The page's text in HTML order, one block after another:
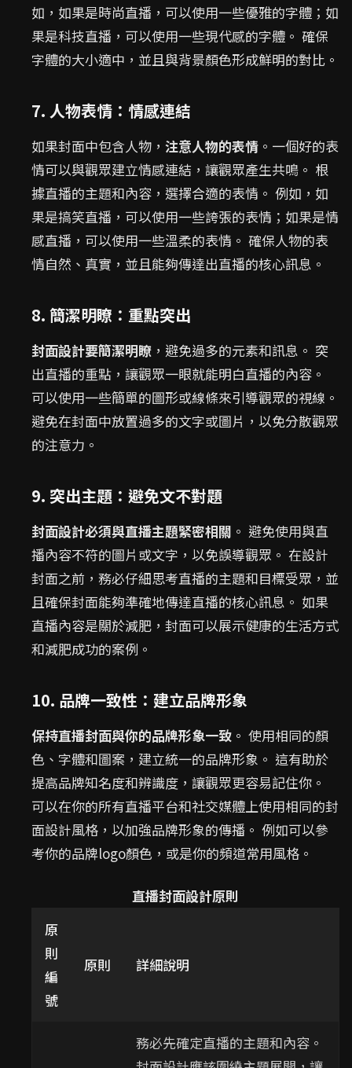
如，如果是時尚直播，可以使用一些優雅的字體；如
果是科技直播，可以使用一些現代感的字體。 確保
字體的大小適中，並且與背景顏色形成鮮明的對比。
7. 人物表情：情感連結
如果封面中包含人物， 注意人物的表情 。一個好的表
情可以與觀眾建立情感連結，讓觀眾產生共鳴。 根
據直播的主題和內容，選擇合適的表情。 例如，如
果是搞笑直播，可以使用一些誇張的表情；如果是情
感直播，可以使用一些溫柔的表情。 確保人物的表
情自然、真實，並且能夠傳達出直播的核心訊息。
8. 簡潔明瞭：重點突出
封面設計要簡潔明瞭 ，避免過多的元素和訊息。 突
出直播的重點，讓觀眾一眼就能明白直播的內容。
可以使用一些簡單的圖形或線條來引導觀眾的視線。
避免在封面中放置過多的文字或圖片，以免分散觀眾
的注意力。
9. 突出主題：避免文不對題
封面設計必須與直播主題緊密相關 。 避免使用與直
播內容不符的圖片或文字，以免誤導觀眾。 在設計
封面之前，務必仔細思考直播的主題和目標受眾，並
且確保封面能夠準確地傳達直播的核心訊息。 如果
直播內容是關於減肥，封面可以展示健康的生活方式
和減肥成功的案例。
10. 品牌一致性：建立品牌形象
保持直播封面與你的品牌形象一致 。 使用相同的顏
色、字體和圖案，建立統一的品牌形象。 這有助於
提高品牌知名度和辨識度，讓觀眾更容易記住你。
可以在你的所有直播平台和社交媒體上使用相同的封
面設計風格，以加強品牌形象的傳播。 例如可以參
考你的品牌logo顏色，或是你的頻道常用風格。
直播封面設計原則
原
則
編
號
原則 詳細說明
務必先確定直播的主題和內容。